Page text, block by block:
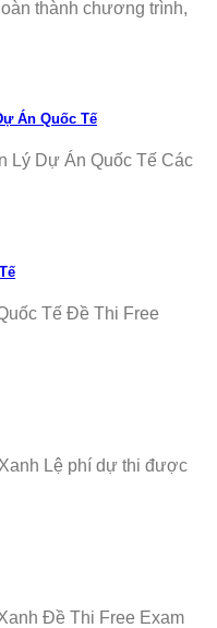
thành chương trình,
Án Quốc Tế
Lý Dự Án Quốc Tế Các
Tế Đề Thi Free
Lệ phí dự thi được
Đề Thi Free Exam